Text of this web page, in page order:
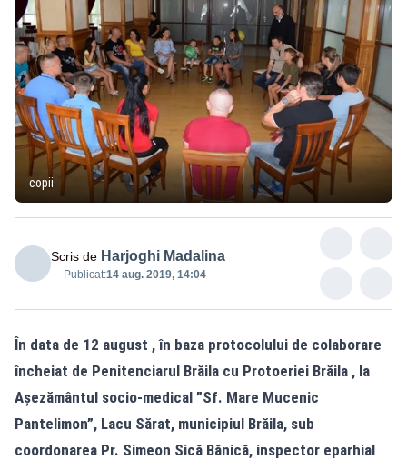
copii
Scris de Harjoghi Madalina
Publicat:14 aug. 2019, 14:04
În data de 12 august , în baza protocolului de colaborare
încheiat de Penitenciarul Brăila cu Protoeriei Brăila , la
Așezământul socio-medical ”Sf. Mare Mucenic
Pantelimon”, Lacu Sărat, municipiul Brăila, sub
coordonarea Pr. Simeon Sică Bănică, inspector eparhial